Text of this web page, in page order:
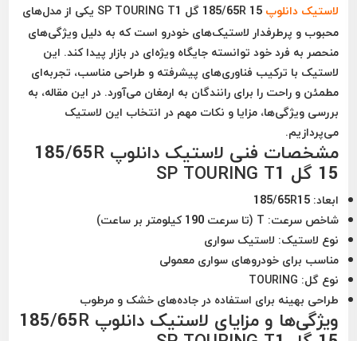
لاستیک دانلوپ
185/65R 15 گل SP TOURING T1 یکی از مدل‌های
محبوب و پرطرفدار لاستیک‌های خودرو است که به دلیل ویژگی‌های
منحصر به فرد خود توانسته جایگاه ویژه‌ای در بازار پیدا کند. این
لاستیک با ترکیب فناوری‌های پیشرفته و طراحی مناسب، تجربه‌ای
مطمئن و راحت را برای رانندگان به ارمغان می‌آورد. در این مقاله، به
بررسی ویژگی‌ها، مزایا و نکات مهم در انتخاب این لاستیک
می‌پردازیم.
مشخصات فنی لاستیک دانلوپ 185/65R
15 گل SP TOURING T1
ابعاد: 185/65R15
شاخص سرعت:
نوع لاستیک: لاستیک سواری
مناسب برای خودروهای سواری معمولی
نوع گل:
طراحی بهینه برای استفاده در جاده‌های خشک و مرطوب
ویژگی‌ها و مزایای لاستیک دانلوپ 185/65R